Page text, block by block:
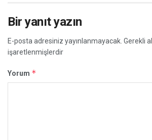
Bir yanıt yazın
E-posta adresiniz yayınlanmayacak. Gerekli
işaretlenmişlerdir
Yorum *